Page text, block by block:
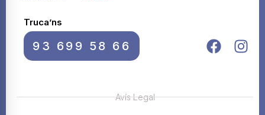
Truca’ns
93 699 58 66
Avís Legal